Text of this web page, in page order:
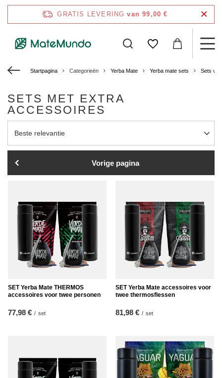
GRATIS LEVERING van 99,00 €
Startpagina Categorieën Yerba Mate Yerba mate sets Sets
SETS MET EXTRA
ACCESSOIRES
Sortering wijzigen
Beste relevantie
Vorige pagina
SET Yerba Mate THERMOS
accessoires voor twee personen
77,98 € / set
SET Yerba Mate accessoires voor
twee thermosflessen
81,98 € / set